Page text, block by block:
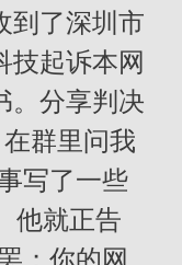
到了深圳市
技起诉本网
。分享判决
群里问我
写了一些
他就正告